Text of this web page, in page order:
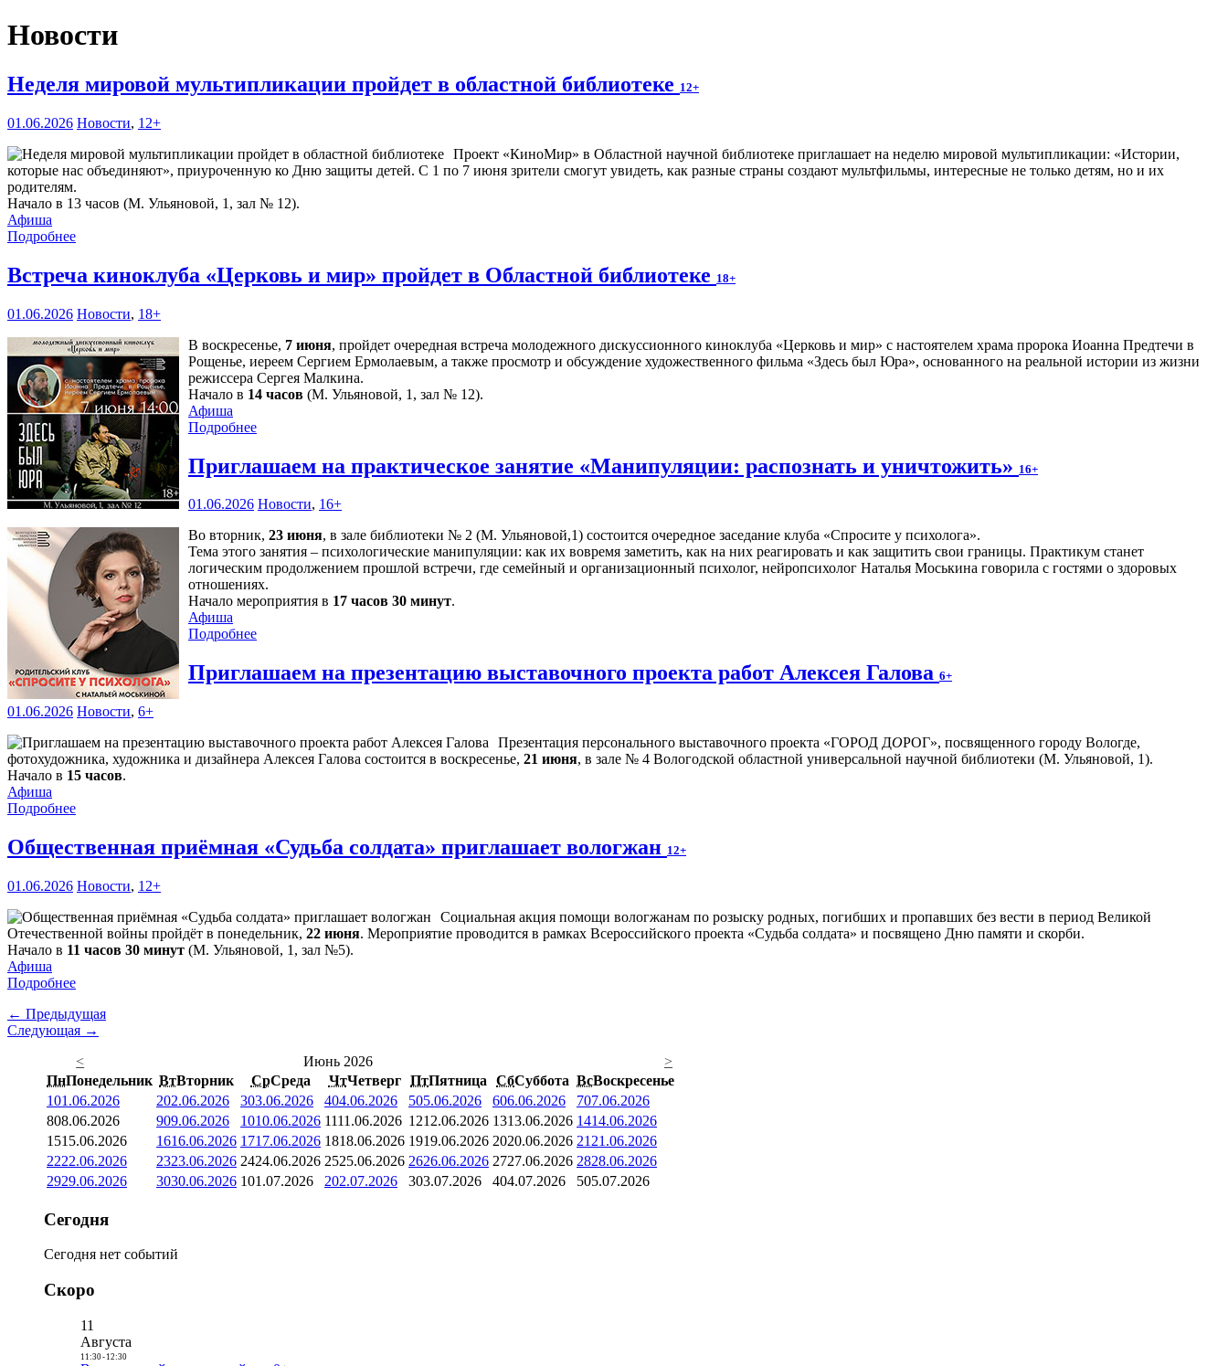
Новости
Неделя мировой мультипликации пройдет в областной библиотеке 12+
01.06.2026 Новости, 12+
Проект «КиноМир» в Областной научной библиотеке приглашает на неделю мировой мультипликации: «Истории,
которые нас объединяют», приуроченную ко Дню защиты детей. С 1 по 7 июня зрители смогут увидеть, как разные страны создают мультфильмы, интересные не только детям, но и их
родителям.
Начало в 13 часов (М. Ульяновой, 1, зал № 12).
Афиша
Подробнее
Встреча киноклуба «Церковь и мир» пройдет в Областной библиотеке 18+
01.06.2026 Новости, 18+
В воскресенье, 7 июня, пройдет очередная встреча молодежного дискуссионного киноклуба «Церковь и мир» с настоятелем храма пророка Иоанна Предтечи в
Рощенье, иереем Сергием Ермолаевым, а также просмотр и обсуждение художественного фильма «Здесь был Юра», основанного на реальной истории из жизни
режиссера Сергея Малкина.
Начало в 14 часов (М. Ульяновой, 1, зал № 12).
Афиша
Подробнее
Приглашаем на практическое занятие «Манипуляции: распознать и уничтожить» 16+
01.06.2026 Новости, 16+
Во вторник, 23 июня, в зале библиотеки № 2 (М. Ульяновой,1) состоится очередное заседание клуба «Спросите у психолога».
Тема этого занятия – психологические манипуляции: как их вовремя заметить, как на них реагировать и как защитить свои границы. Практикум станет
логическим продолжением прошлой встречи, где семейный и организационный психолог, нейропсихолог Наталья Моськина говорила с гостями о здоровых
отношениях.
Начало мероприятия в 17 часов 30 минут.
Афиша
Подробнее
Приглашаем на презентацию выставочного проекта работ Алексея Галова 6+
01.06.2026 Новости, 6+
Презентация персонального выставочного проекта «ГОРОД ДОРОГ», посвященного городу Вологде,
фотохудожника, художника и дизайнера Алексея Галова состоится в воскресенье, 21 июня, в зале № 4 Вологодской областной универсальной научной библиотеки (М. Ульяновой, 1).
Начало в 15 часов.
Афиша
Подробнее
Общественная приёмная «Судьба солдата» приглашает вологжан 12+
01.06.2026 Новости, 12+
Социальная акция помощи вологжанам по розыску родных, погибших и пропавших без вести в период Великой
Отечественной войны пройдёт в понедельник, 22 июня. Мероприятие проводится в рамках Всероссийского проекта «Судьба солдата» и посвящено Дню памяти и скорби.
Начало в 11 часов 30 минут (М. Ульяновой, 1, зал №5).
Афиша
Подробнее
← Предыдущая
Следующая →
<
Июнь 2026
>
ПнПонедельник ВтВторник СрСреда ЧтЧетверг ПтПятница СбСуббота ВсВоскресенье
101.06.2026 202.06.2026 303.06.2026 404.06.2026 505.06.2026 606.06.2026 707.06.2026
808.06.2026 909.06.2026 1010.06.2026 1111.06.2026 1212.06.2026 1313.06.2026 1414.06.2026
1515.06.2026 1616.06.2026 1717.06.2026 1818.06.2026 1919.06.2026 2020.06.2026 21 21.06.2026
2222.06.2026 2323.06.2026 2424.06.2026 2525.06.2026 2626.06.2026 2727.06.2026 2828.06.2026
2929.06.2026 3030.06.2026 101.07.2026 202.07.2026 303.07.2026 404.07.2026 505.07.2026
Сегодня
Сегодня нет событий
Скоро
11
Августа
11:30- 12:30